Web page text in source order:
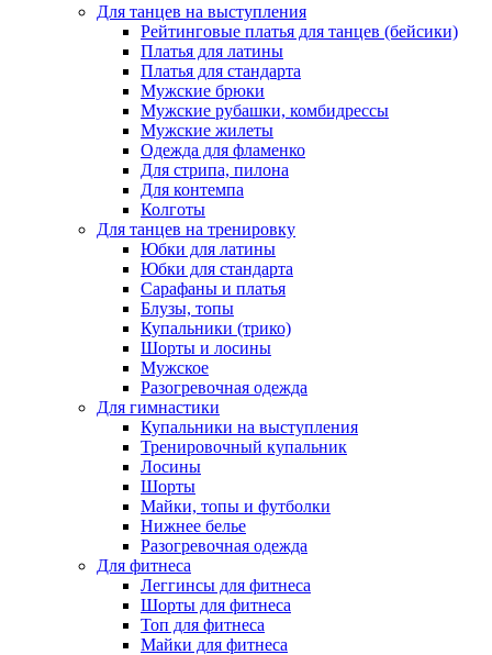
Для танцев на выступления
Рейтинговые платья для танцев (бейсики)
Платья для латины
Платья для стандарта
Мужские брюки
Мужские рубашки, комбидрессы
Мужские жилеты
Одежда для фламенко
Для стрипа, пилона
Для контемпа
Колготы
Для танцев на тренировку
Юбки для латины
Юбки для стандарта
Сарафаны и платья
Блузы, топы
Купальники (трико)
Шорты и лосины
Мужское
Разогревочная одежда
Для гимнастики
Купальники на выступления
Тренировочный купальник
Лосины
Шорты
Майки, топы и футболки
Нижнее белье
Разогревочная одежда
Для фитнеса
Леггинсы для фитнеса
Шорты для фитнеса
Топ для фитнеса
Майки для фитнеса